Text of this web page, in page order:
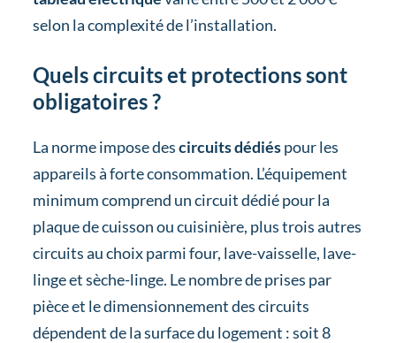
selon la complexité de l’installation.
Quels circuits et protections sont
obligatoires ?
La norme impose descircuits dédiéspour les
appareils à forte consommation. L’équipement
minimum comprend un circuit dédié pour la
plaque de cuisson ou cuisinière, plus trois autres
circuits au choix parmi four, lave-vaisselle, lave-
linge et sèche-linge. Le nombre de prises par
pièce et le dimensionnement des circuits
dépendent de la surface du logement : soit 8